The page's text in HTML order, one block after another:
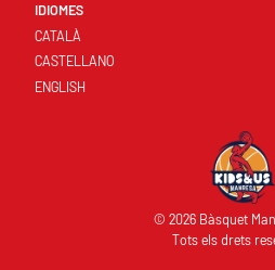
IDIOMES
CATALÀ
CASTELLANO
ENGLISH
© 2026 Bàsquet
Tots els drets